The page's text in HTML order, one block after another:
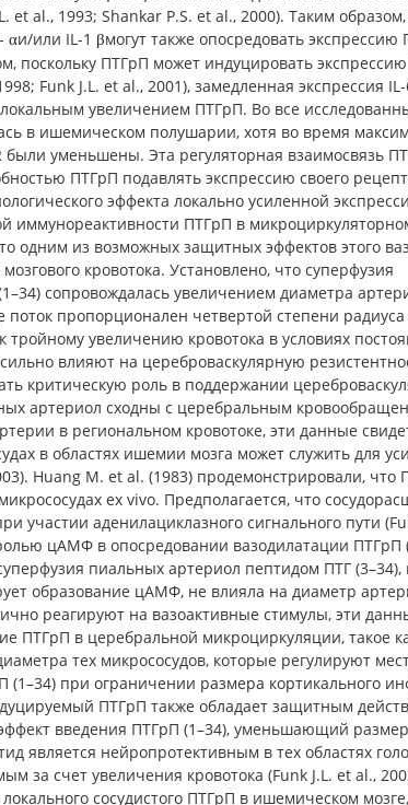
et al., 1993; Shankar P.S. et al., 2000). Таким
αи/или IL-1 βмогут также опосредовать
поскольку ПТГрП может индуцировать
Funk J.L. et al., 2001), замедленная экспрессия
увеличением ПТГрП. Во все
в ишемическом полушарии, хотя во время
были уменьшены. Эта регуляторная взаимосвязь
ПТГрП подавлять экспрессию своего
эффекта локально усиленной
ПТГрП в
одним из возможных защитных эффектов этого
кровотока. Установлено, что суперфузия
сопровождалась увеличением диаметра
пропорционален четвертой степени радиуса
увеличению кровотока в условиях
влияют на цереброваскулярную
критическую роль в поддержании
артериол сходны с церебральным
в региональном кровотоке, эти данные
в областях ишемии мозга может служить для
Huang M. et al. (1983) продемонстрировали, что
ex vivo. Предполагается, что
участии аденилациклазного сигнального пути
цАМФ в опосредовании вазодилатации ПТГрП
пиальных артериол пептидом ПТГ (3–34),
образование цАМФ, не влияла на диаметр
реагируют на вазоактивные стимулы, эти
ПТГрП в церебральной микроциркуляции, такое
тех микрососудов, которые регулируют
при ограничении размера кортикального
ПТГрП также обладает защитным
введения ПТГрП (1–34), уменьшающий
является нейропротективным в тех областях
за счет увеличения кровотока (Funk J.L. et al.,
сосудистого ПТГрП в ишемическом